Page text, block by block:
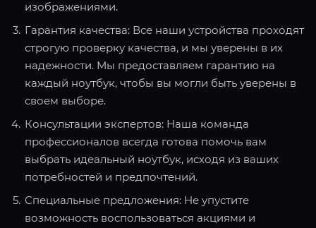
изображениями.
Гарантия качества: Все наши устройства проходят
строгую проверку качества, и мы уверены в их
надежности. Мы предоставляем гарантию на
каждый ноутбук, чтобы вы могли быть уверены в
своем выборе.
Консультации экспертов: Наша команда
профессионалов всегда готова помочь вам
выбрать идеальный ноутбук, исходя из ваших
потребностей и предпочтений.
Специальные предложения: Не упустите
возможность воспользоваться акциями и